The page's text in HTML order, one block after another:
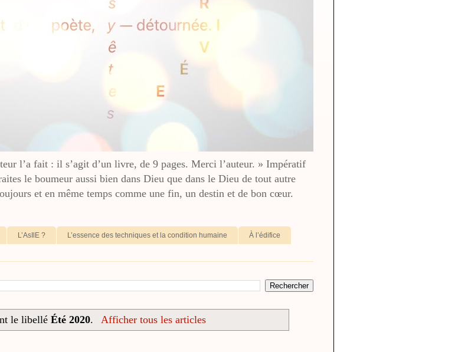
l’a fait : il s’agit d’un livre, de 9 pages. Merci l’auteur. » Impératif
le boumeur aussi bien dans Dieu que dans le Dieu de tout autre
et en même temps comme une fin, un destin et de bon cœur.
L’AsIlE ? L’essence des techniques et la condition humaine À l’édifice
le libelléÉté 2020. Afficher tous les articles